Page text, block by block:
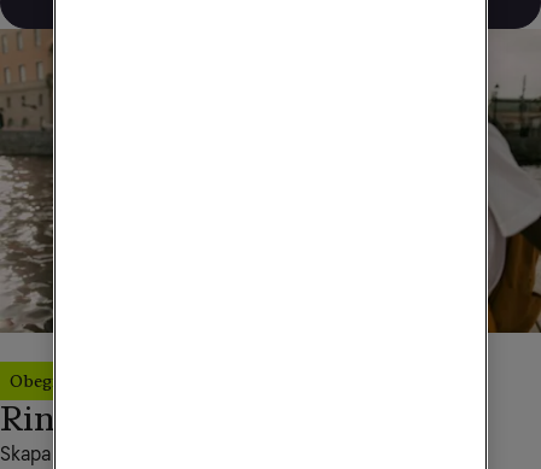
Obegränsad Max
Ring familjen världen runt!
Skapa nytt eller uppgradera ditt familjeabonnemang till